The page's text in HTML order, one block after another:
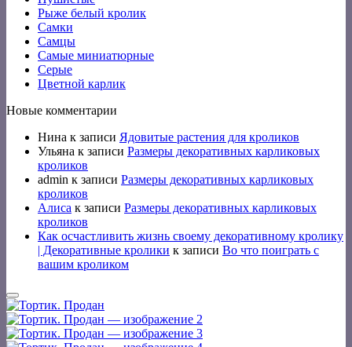
Рыже белый кролик
Самки
Самцы
Самые миниатюрные
Серые
Цветной карлик
Новые комментарии
Нина к записи Ядовитые растения для кроликов
Ульяна к записи Размеры декоративных карликовых
кроликов
admin к записи Размеры декоративных карликовых
кроликов
Алиса к записи Размеры декоративных карликовых
кроликов
Как осчастливить жизнь своему декоративному кролику
| Декоративные кролики к записи Во что поиграть с
вашим кроликом